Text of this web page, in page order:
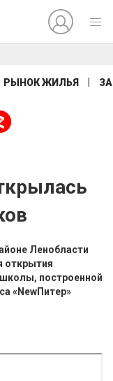
РЫНОК ЖИЛЬЯ
Ленобласти
открытия
построенной
«NewПитер»